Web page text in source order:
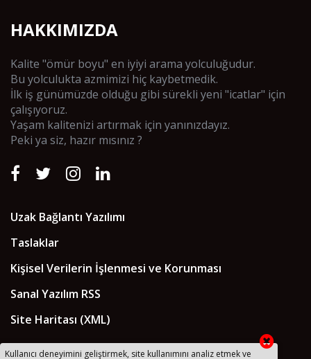
HAKKIMIZDA
Kalite "ömür boyu" en iyiyi arama yolculuğudur.
Bu yolculukta azmimizi hiç kaybetmedik.
İlk iş günümüzde olduğu gibi sürekli yeni "icatlar" için
çalışıyoruz.
Yaşam kalitenizi artırmak için yanınızdayız.
Peki ya siz, hazır mısınız ?
Uzak Bağlantı Yazılımı
Taslaklar
Kişisel Verilerin İşlenmesi ve Korunması
Sanal Yazılım RSS
Site Haritası (XML)
Kullanıcı deneyimini geliştirmek, site kullanımını analiz etmek ve